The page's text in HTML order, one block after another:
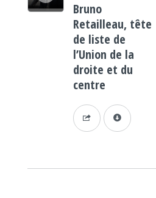
Bruno
Retailleau, tête
de liste de
l’Union de la
droite et du
centre